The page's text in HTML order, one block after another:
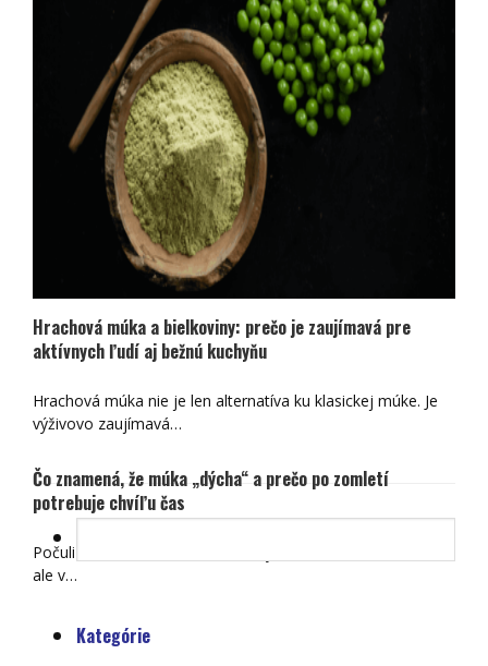
Máte chuť na voňavý domáci perník, ale nechcete hľadať
recept, vážiť množstvo…
Hrachová múka a bielkoviny: prečo je zaujímavá pre
aktívnych ľudí aj bežnú kuchyňu
Hrachová múka nie je len alternatíva ku klasickej múke. Je
výživovo zaujímavá…
Čo znamená, že múka „dýcha“ a prečo po zomletí
potrebuje chvíľu čas
Počuli ste už, že čerstvá múka „dýcha“? Znie to zvláštne,
ale v…
Kategórie